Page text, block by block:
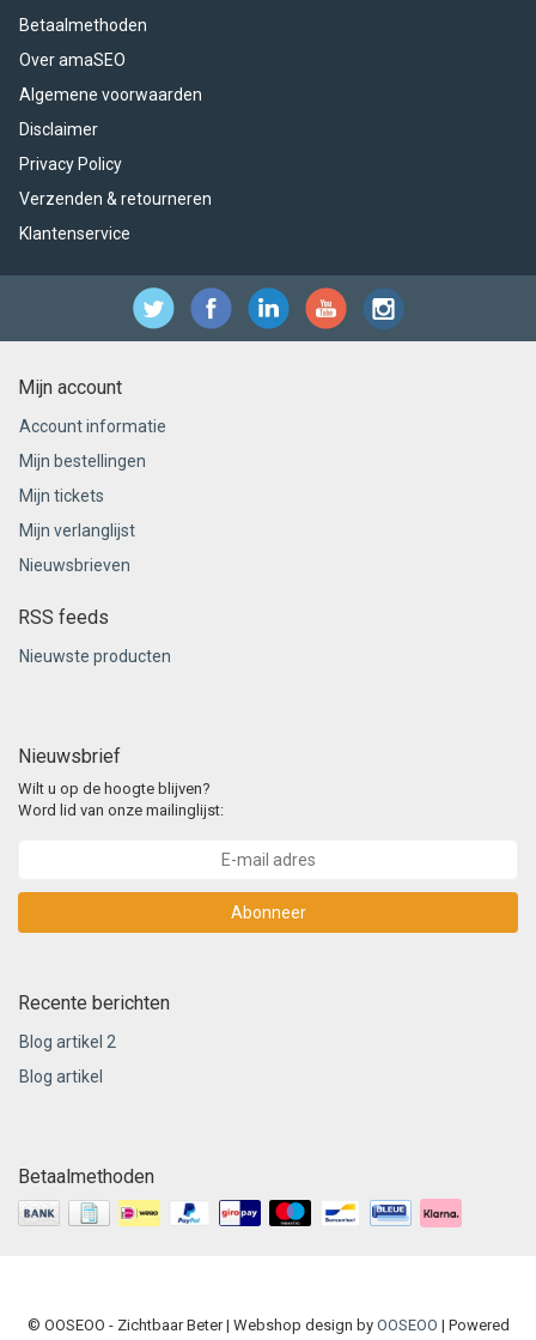
Betaalmethoden
Over amaSEO
Algemene voorwaarden
Disclaimer
Privacy Policy
Verzenden & retourneren
Klantenservice
Mijn account
Account informatie
Mijn bestellingen
Mijn tickets
Mijn verlanglijst
Nieuwsbrieven
RSS feeds
Nieuwste producten
Nieuwsbrief
Wilt u op de hoogte blijven?
Word lid van onze mailinglijst:
Abonneer
Recente berichten
Blog artikel 2
Blog artikel
Betaalmethoden
© OOSEOO - Zichtbaar Beter | Webshop design by OOSEOO | Powered